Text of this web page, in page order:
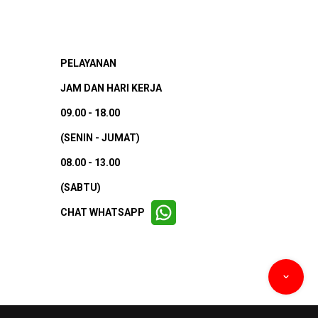
PELAYANAN
JAM DAN HARI KERJA
09.00 - 18.00
(SENIN - JUMAT)
08.00 - 13.00
(SABTU)
CHAT WHATSAPP